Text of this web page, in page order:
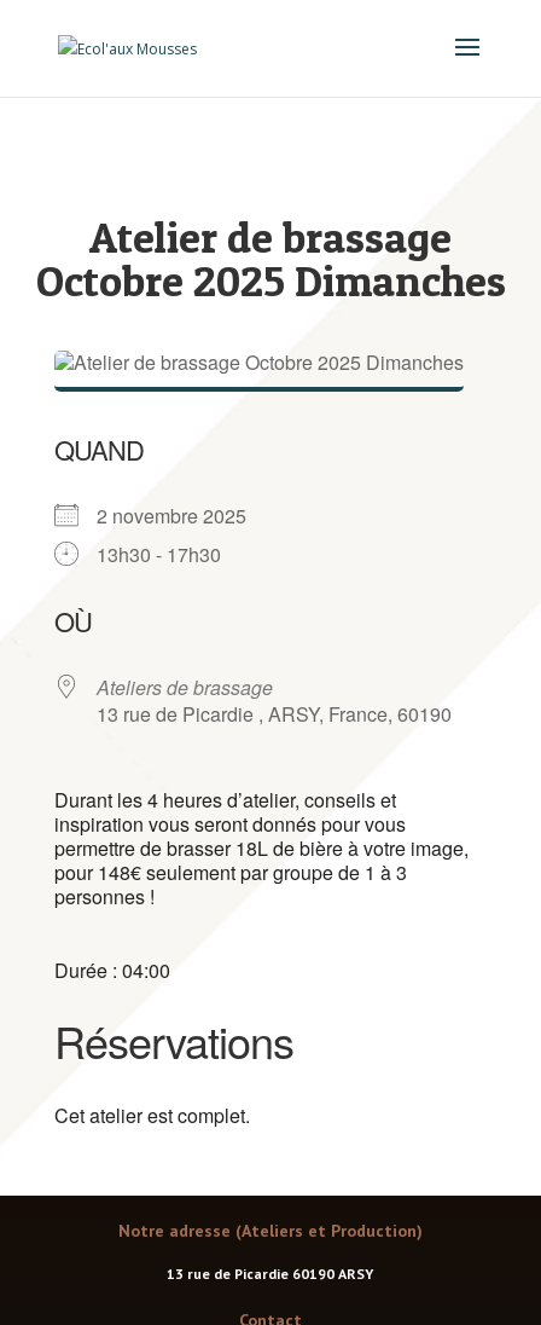
Atelier de brassage
Octobre 2025 Dimanches
QUAND
2 novembre 2025
13h30 - 17h30
OÙ
Ateliers de brassage
13 rue de Picardie , ARSY, France, 60190
Durant les 4 heures d’atelier, conseils et
inspiration vous seront donnés pour vous
permettre de brasser 18L de bière à votre image,
pour 148€ seulement par groupe de 1 à 3
personnes !
Durée : 04:00
Réservations
Cet atelier est complet.
Notre adresse (Ateliers et Production)
13 rue de Picardie 60190 ARSY
Contact